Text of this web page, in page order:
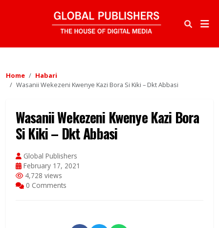
Home
Habari
Wasanii Wekezeni Kwenye Kazi Bora Si Kiki – Dkt Abbasi
Wasanii Wekezeni Kwenye Kazi Bora
Si Kiki – Dkt Abbasi
Global Publishers
February 17, 2021
4,728 views
0 Comments